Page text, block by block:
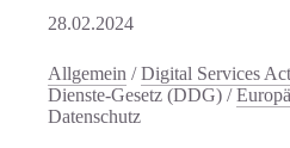
28.02.2024
Allgemein /Digital Services
Dienste-Gesetz (DDG) /
Datenschutz